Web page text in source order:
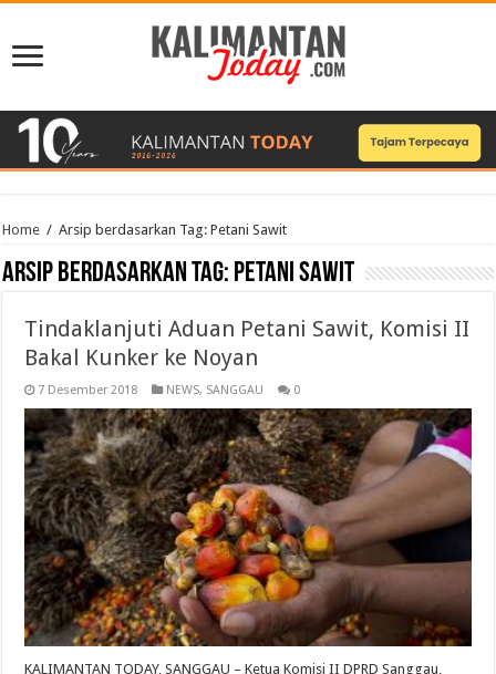
Home / Arsip berdasarkan Tag:Petani Sawit
Arsip berdasarkan Tag: Petani Sawit
Tindaklanjuti Aduan Petani Sawit, Komisi II
Bakal Kunker ke Noyan
7 Desember 2018 NEWS, SANGGAU 0
KALIMANTAN TODAY, SANGGAU – Ketua Komisi II DPRD Sanggau,